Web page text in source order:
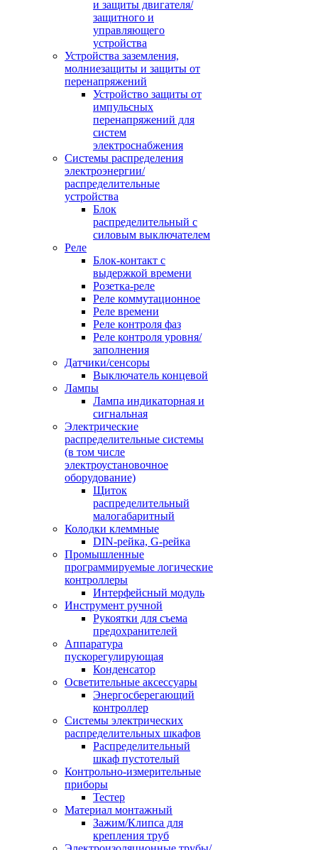
и защиты двигателя/
защитного и
управляющего
устройства
Устройства заземления,
молниезащиты и защиты от
перенапряжений
Устройство защиты от
импульсных
перенапряжений для
систем
электроснабжения
Системы распределения
электроэнергии/
распределительные
устройства
Блок
распределительный с
силовым выключателем
Реле
Блок-контакт с
выдержкой времени
Розетка-реле
Реле коммутационное
Реле времени
Реле контроля фаз
Реле контроля уровня/
заполнения
Датчики/сенсоры
Выключатель концевой
Лампы
Лампа индикаторная и
сигнальная
Электрические
распределительные системы
(в том числе
электроустановочное
оборудование)
Щиток
распределительный
малогабаритный
Колодки клеммные
DIN-рейка, G-рейка
Промышленные
программируемые логические
контроллеры
Интерфейсный модуль
Инструмент ручной
Рукоятки для съема
предохранителей
Аппаратура
пускорегулирующая
Конденсатор
Осветительные аксессуары
Энергосберегающий
контроллер
Системы электрических
распределительных шкафов
Распределительный
шкаф пустотелый
Контрольно-измерительные
приборы
Тестер
Материал монтажный
Зажим/Клипса для
крепления труб